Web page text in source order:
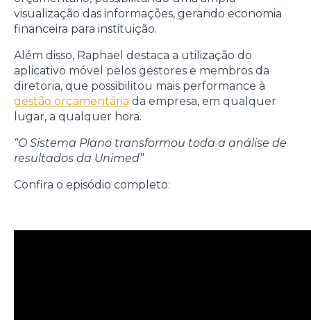
visualização das informações, gerando economia
financeira para instituição.
Além disso, Raphael destaca a utilização do
aplicativo móvel pelos gestores e membros da
diretoria, que possibilitou mais performance à
gestão orçamentária da empresa, em qualquer
lugar, a qualquer hora.
“O Sistema Plano transformou toda a análise de
resultados da Unimed”
Confira o episódio completo: